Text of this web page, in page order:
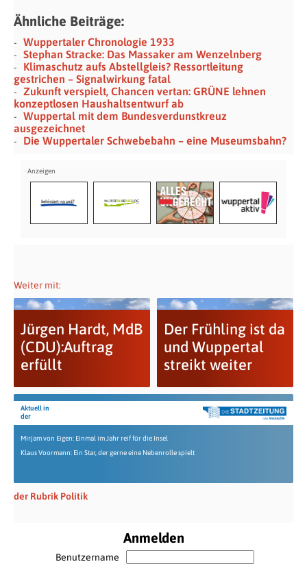
Ähnliche Beiträge:
Wuppertaler Chronologie 1933
Stephan Stracke: Das Massaker am Wenzelnberg
Klimaschutz aufs Abstellgleis? Ressortleitung
gestrichen – Signalwirkung fatal
Zukunft verspielt, Chancen vertan: GRÜNE lehnen
konzeptlosen Haushaltsentwurf ab
Wuppertal mit dem Bundesverdunstkreuz
ausgezeichnet
Die Wuppertaler Schwebebahn – eine Museumsbahn?
Weiter mit:
Jürgen Hardt, MdB
(CDU):Auftrag
erfüllt
Der Frühling ist da
und Wuppertal
streikt weiter
Aktuell in
der
Mirjam von Eigen: Einmal im Jahr reif für die Insel
Klaus Voormann: Ein Star, der gerne eine Nebenrolle spielt
der Rubrik Politik
Anmelden
Benutzername